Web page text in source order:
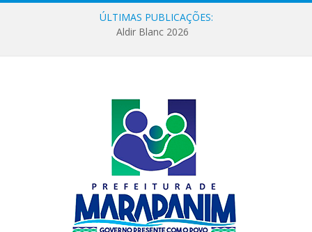
ÚLTIMAS PUBLICAÇÕES:
Aldir Blanc 2026